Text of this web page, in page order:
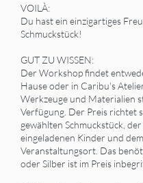
VOILÀ:
Du hast ein einzigartiges
Schmuckstück!
GUT ZU WISSEN:
Der Workshop findet
Hause oder in Caribu's
Werkzeuge und Materialien
Verfügung. Der Preis richtet
gewählten Schmuckstück,
eingeladenen Kinder und dem
Veranstaltungsort. Das
oder Silber ist im Preis